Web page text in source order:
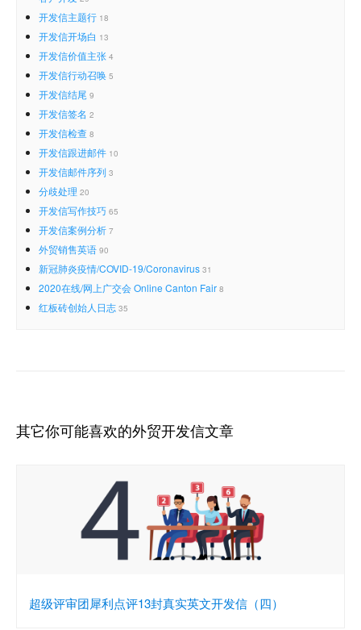
开发信主题行 18
开发信开场白 13
开发信价值主张 4
开发信行动召唤 5
开发信结尾 9
开发信签名 2
开发信检查 8
开发信跟进邮件 10
开发信邮件序列 3
分歧处理 20
开发信写作技巧 65
开发信案例分析 7
外贸销售英语 90
新冠肺炎疫情/COVID-19/Coronavirus 31
2020在线/网上广交会 Online Canton Fair 8
红板砖创始人日志 35
其它你可能喜欢的外贸开发信文章
超级评审团犀利点评13封真实英文开发信（四）